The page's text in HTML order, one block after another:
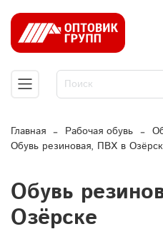
Главная Рабочая обувь
Обувь резиновая, ПВХ в
Обувь
Озёрске